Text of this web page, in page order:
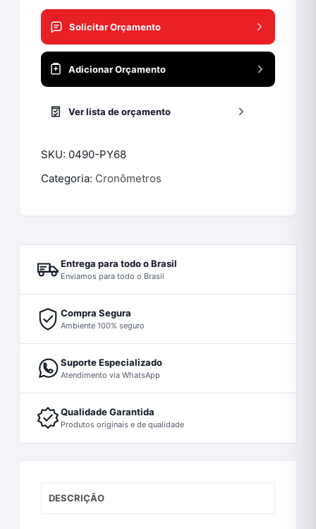
Solicitar Orçamento
Adicionar Orçamento
Ver lista de orçamento
SKU: 0490-PY68
Categoria: Cronômetros
Entrega para todo o Brasil
Enviamos para todo o Brasil
Compra Segura
Ambiente 100% seguro
Suporte Especializado
Atendimento via WhatsApp
Qualidade Garantida
Produtos originais e de qualidade
DESCRIÇÃO